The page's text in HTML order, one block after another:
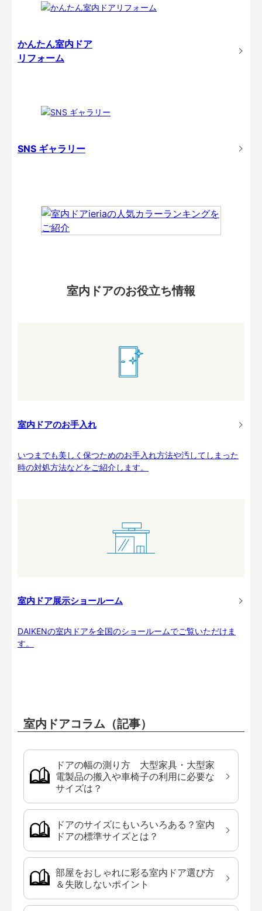
かんたん室内ドア
リフォーム
SNS ギャラリー
室内ドアのお役立ち情報
室内ドアのお手入れ
いつまでも美しく保つためのお手入れ方法や汚してしまった
時の対処方法などをご紹介します。
室内ドア展示ショールーム
DAIKENの室内ドアを全国のショールームでご覧いただけま
す。
室内ドアコラム（記事）
ドアの幅の測り方 大型家具・大型家
電製品の搬入や車椅子の利用に必要な
サイズは？
ドアのサイズにもいろいろある？室内
ドアの標準サイズとは？
部屋をおしゃれに彩る室内ドア選び方
＆失敗しないポイント